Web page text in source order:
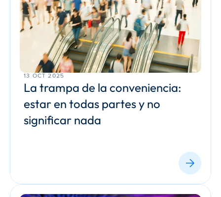
13 OCT 2025
La trampa de la conveniencia:
estar en todas partes y no
significar nada